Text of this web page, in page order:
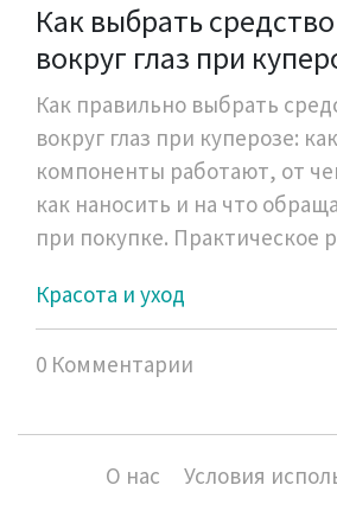
Как выбрать
вокруг глаз при
практическое
Как правильно выбрать
вокруг глаз при куперозе:
компоненты работают, от
как наносить и на что
при покупке. Практическое
Красота и уход
0 Комментарии
О нас Условия